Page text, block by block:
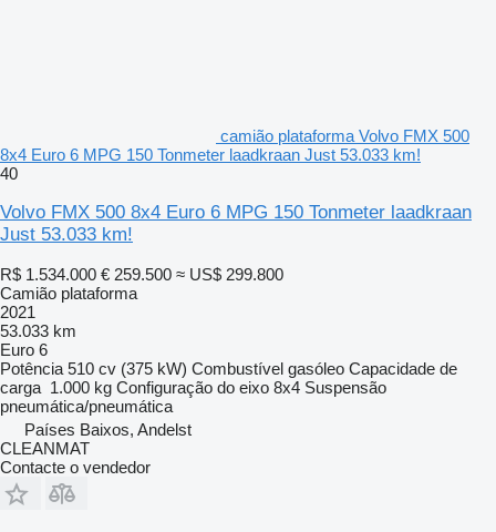
camião plataforma Volvo FMX 500
8x4 Euro 6 MPG 150 Tonmeter laadkraan Just 53.033 km!
40
Volvo FMX 500 8x4 Euro 6 MPG 150 Tonmeter laadkraan
Just 53.033 km!
R$ 1.534.000 € 259.500 ≈ US$ 299.800
Camião plataforma
2021
53.033 km
Euro 6
Potência 510 cv (375 kW) Combustível gasóleo Capacidade de
carga 1.000 kg Configuração do eixo 8x4 Suspensão
pneumática/pneumática
Países Baixos, Andelst
CLEANMAT
Contacte o vendedor